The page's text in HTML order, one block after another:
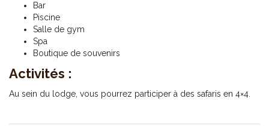
Bar
Piscine
Salle de gym
Spa
Boutique de souvenirs
Activités :
Au sein du lodge, vous pourrez participer à des safaris en 4×4.